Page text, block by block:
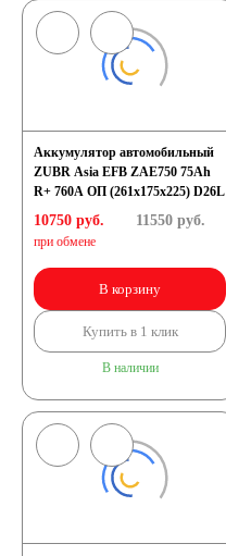
Аккумулятор автомобильный
ZUBR Asia EFB ZAE750 75Ah
R+ 760A ОП (261x175x225) D26L
10750 руб.
при обмене
11550руб.
В корзину
Купить в 1 клик
В наличии